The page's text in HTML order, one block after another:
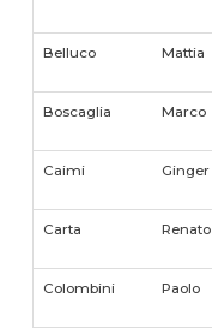
Belluco Mattia
Boscaglia Marco
Caimi Ginger
Carta Renato
Colombini Paolo